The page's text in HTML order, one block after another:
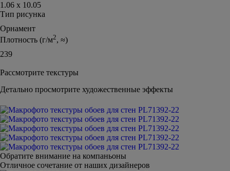
1.06 х 10.05
Тип рисунка
Орнамент
Плотность (г/м2, ≈)
239
Рассмотрите текстуры
Детально просмотрите художественные эффекты
Обратите внимание на компаньоны
Отличное сочетание от наших дизайнеров